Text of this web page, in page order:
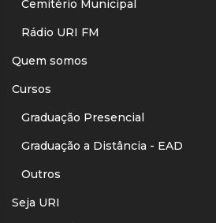
Cemitério Municipal
Rádio URI FM
Quem somos
Cursos
Graduação Presencial
Graduação a Distância - EAD
Outros
Seja URI